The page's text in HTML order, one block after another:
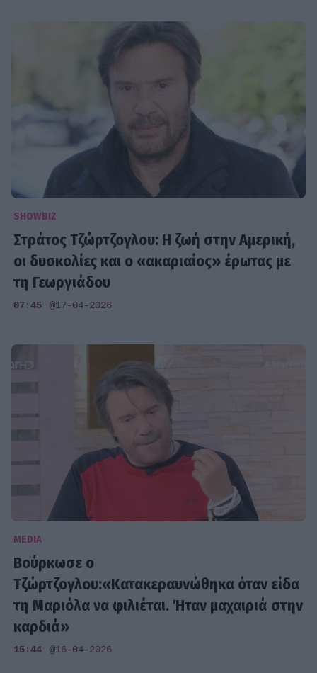
SHOWBIZ
Στράτος Τζώρτζογλου: Η ζωή στην Αμερική,
οι δυσκολίες και ο «ακαριαίος» έρωτας με
τη Γεωργιάδου
07:45 @17-04-2026
MEDIA
Βούρκωσε ο
Τζώρτζογλου:«Κατακεραυνώθηκα όταν είδα
τη Μαριόλα να φιλιέται. Ήταν μαχαιριά στην
καρδιά»
15:44 @16-04-2026